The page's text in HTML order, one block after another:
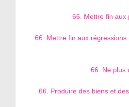
66. Mettre fin aux
66. Mettre fin aux
66. Ne plus
66. Produire des biens et